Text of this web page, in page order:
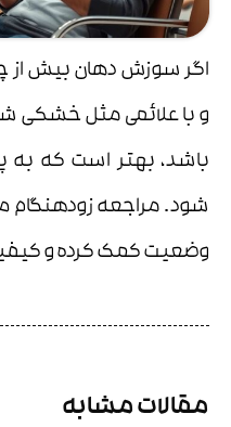
اگر سوزش دهان بیش از
و با علائمی مثل خشکی
باشد، بهتر است که به
شود. مراجعه زودهنگام
وضعیت کمک کرده و
مقالات مشابه